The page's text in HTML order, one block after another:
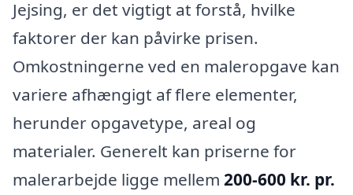
Jejsing, er det vigtigt at forstå, hvilke
faktorer der kan påvirke prisen.
Omkostningerne ved en maleropgave kan
variere afhængigt af flere elementer,
herunder opgavetype, areal og
materialer. Generelt kan priserne for
malerarbejde ligge mellem 200-600 kr. pr.